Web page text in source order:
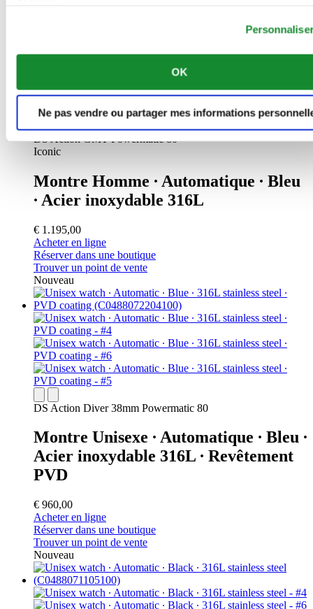
OK
Ne pas vendre ou partager mes informations
DS Action GMT Powermatic 80
Iconic
Montre Homme ∙ Automatique ∙ Bleu
∙ Acier inoxydable 316L
€ 1.195,00
Acheter en ligne
Réserver dans une boutique
Trouver un point de vente
Nouveau
DS Action Diver 38mm Powermatic 80
Montre Unisexe ∙ Automatique ∙ Bleu ∙
Acier inoxydable 316L ∙ Revêtement
PVD
€ 960,00
Acheter en ligne
Réserver dans une boutique
Trouver un point de vente
Nouveau